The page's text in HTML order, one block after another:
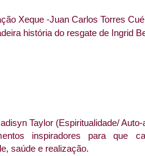
Xeque -Juan Carlos Torres
história do resgate de Ingrid
Taylor (Espiritualidade/ Auto-
inspiradores para que
saúde e realização.